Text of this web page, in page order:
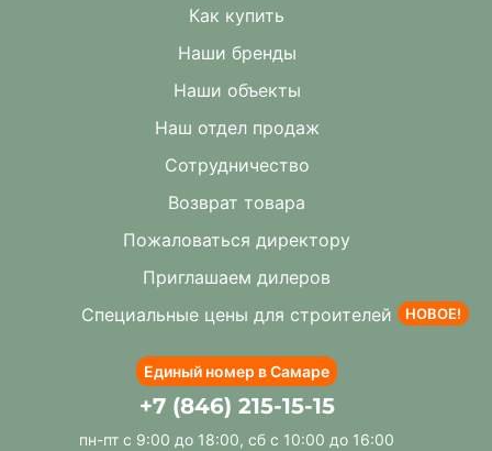
Как купить
Наши бренды
Наши объекты
Наш отдел продаж
Сотрудничество
Возврат товара
Пожаловаться директору
Приглашаем дилеров
Специальные цены для строителей
НОВОЕ!
Единый номер в Самаре
+7 (846) 215-15-15
пн-пт с 9:00 до 18:00, сб с 10:00 до 16:00